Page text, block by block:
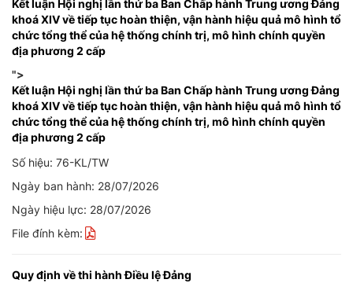
Kết luận Hội nghị lần thứ ba Ban Chấp hành Trung ương Đảng
khoá XIV về tiếp tục hoàn thiện, vận hành hiệu quả mô hình tổ
chức tổng thể của hệ thống chính trị, mô hình chính quyền
địa phương 2 cấp
">
Kết luận Hội nghị lần thứ ba Ban Chấp hành Trung ương Đảng
khoá XIV về tiếp tục hoàn thiện, vận hành hiệu quả mô hình tổ
chức tổng thể của hệ thống chính trị, mô hình chính quyền
địa phương 2 cấp
Số hiệu: 76-KL/TW
Ngày ban hành: 28/07/2026
Ngày hiệu lực: 28/07/2026
File đính kèm:
Quy định về thi hành Điều lệ Đảng